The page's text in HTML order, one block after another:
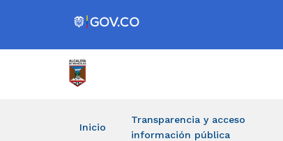
Inicio
Transparencia y acceso
información pública